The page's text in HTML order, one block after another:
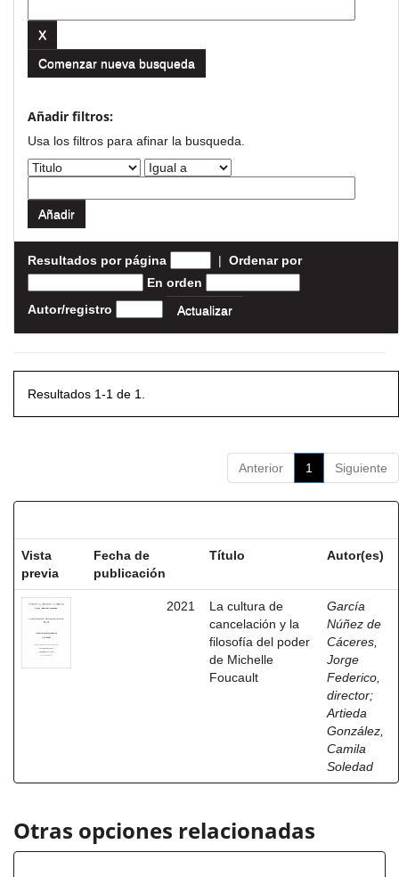
Comenzar nueva busqueda
Añadir filtros:
Usa los filtros para afinar la busqueda.
Resultados por página | Ordenar por
En orden
Autor/registro
Resultados 1-1 de 1.
Anterior 1 Siguiente
Vista
previa
Fecha de
publicación
Título Autor(es)
2021
La cultura de
cancelación y la
filosofía del poder
de Michelle
Foucault
García
Núñez de
Cáceres,
Jorge
Federico,
director;
Artieda
González,
Camila
Soledad
Otras opciones relacionadas